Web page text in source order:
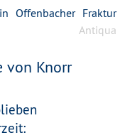
Offenbacher Fraktur
Antiqua
von Knorr